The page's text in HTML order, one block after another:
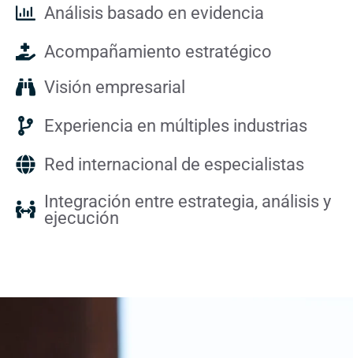
Análisis basado en evidencia
Acompañamiento estratégico
Visión empresarial
Experiencia en múltiples industrias
Red internacional de especialistas
Integración entre estrategia, análisis y
ejecución